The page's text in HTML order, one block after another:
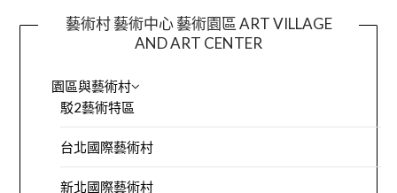
藝術村 藝術中心 藝術園區 ART VILLAGE
AND ART CENTER
園區與藝術村
駁2藝術特區
台北國際藝術村
新北國際藝術村